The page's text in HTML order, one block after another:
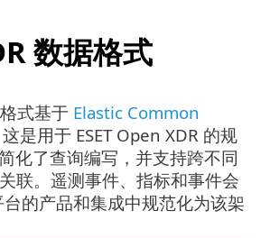
数据格式
式基于 Elastic Common
这是用于 ESET Open XDR 的规
化了查询编写，并支持跨不同
联。遥测事件、指标和事件会
的产品和集成中规范化为该架